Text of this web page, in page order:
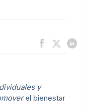
y
el bienestar